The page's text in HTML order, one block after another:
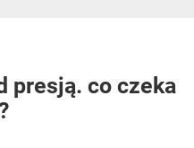
presją. co czeka